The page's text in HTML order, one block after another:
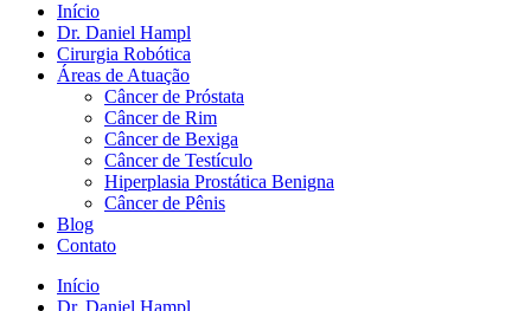
Início
Dr. Daniel Hampl
Cirurgia Robótica
Áreas de Atuação
Câncer de Próstata
Câncer de Rim
Câncer de Bexiga
Câncer de Testículo
Hiperplasia Prostática Benigna
Câncer de Pênis
Blog
Contato
Início
Dr. Daniel Hampl